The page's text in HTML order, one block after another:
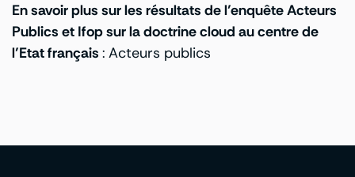
En savoir plus sur les résultats de l’enquête Acteurs
Publics et Ifop sur la doctrine cloud au centre de
l’Etat français : Acteurs publics